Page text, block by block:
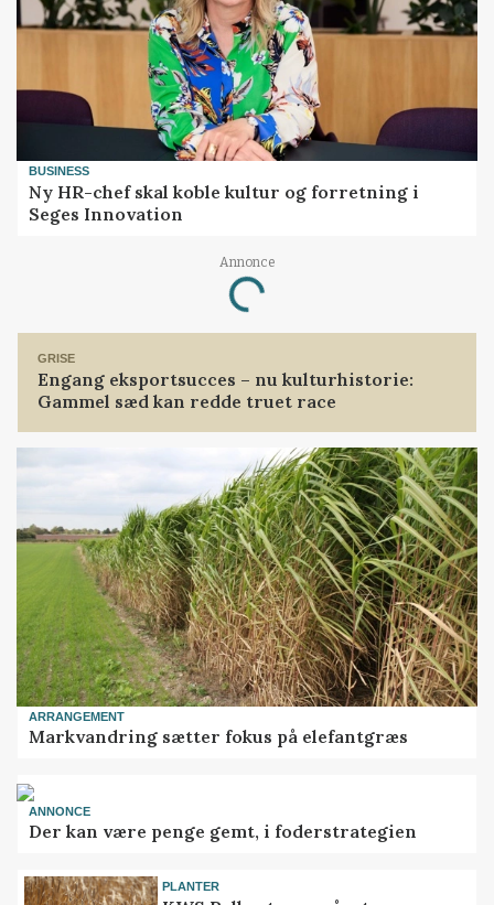
BUSINESS
Ny HR-chef skal koble kultur og forretning i
Seges Innovation
Annonce
Loading...
GRISE
Engang eksportsucces – nu kulturhistorie:
Gammel sæd kan redde truet race
ARRANGEMENT
Markvandring sætter fokus på elefantgræs
ANNONCE
Der kan være penge gemt, i foderstrategien
PLANTER